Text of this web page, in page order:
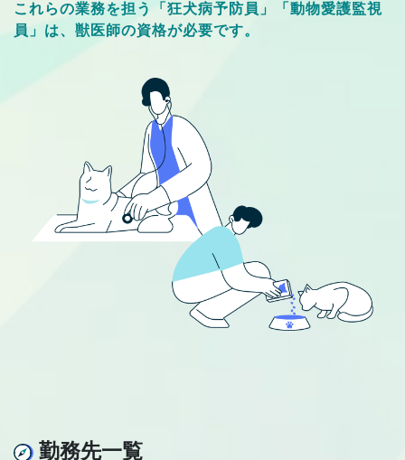
これらの業務を担う「狂犬病予防員」「動物愛護監視
員」は、獣医師の資格が必要です。
勤務先一覧